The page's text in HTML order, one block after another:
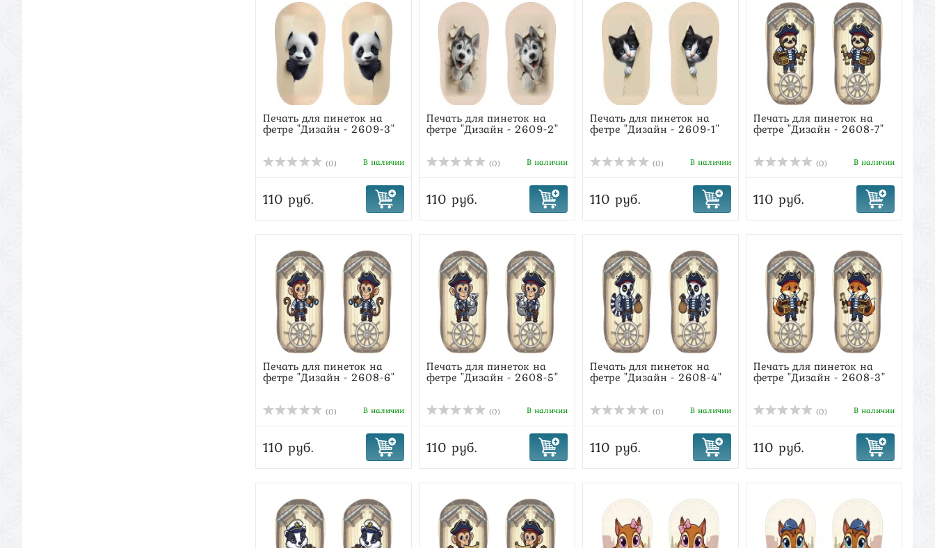
Печать для пинеток на
фетре "Дизайн - 2609-3"
(0) В наличии
110 руб.
Печать для пинеток на
фетре "Дизайн - 2609-2"
(0) В наличии
110 руб.
Печать для пинеток на
фетре "Дизайн - 2609-1"
(0) В наличии
110 руб.
Печать для пинеток на
фетре "Дизайн - 2608-7"
(0) В наличии
110 руб.
Печать для пинеток на
фетре "Дизайн - 2608-6"
(0) В наличии
110 руб.
Печать для пинеток на
фетре "Дизайн - 2608-5"
(0) В наличии
110 руб.
Печать для пинеток на
фетре "Дизайн - 2608-4"
(0) В наличии
110 руб.
Печать для пинеток на
фетре "Дизайн - 2608-3"
(0) В наличии
110 руб.